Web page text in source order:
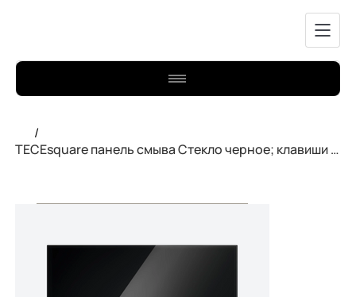
/
TECEsquare панель смыва Стекло черное; клавиши позолоченные 9240808